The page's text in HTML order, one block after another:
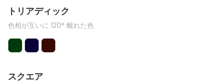
トリアディック
色相が互いに 120° 離れた色
スクエア